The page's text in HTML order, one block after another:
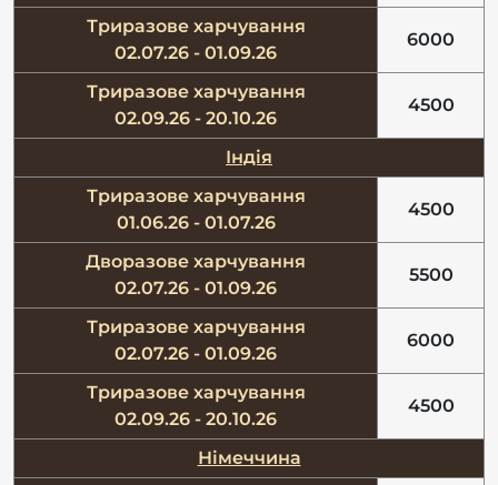
Триразове харчування
02.07.26 - 01.09.26
6000
Триразове харчування
02.09.26 - 20.10.26
4500
Індія
Триразове харчування
01.06.26 - 01.07.26
4500
Дворазове харчування
02.07.26 - 01.09.26
5500
Триразове харчування
02.07.26 - 01.09.26
6000
Триразове харчування
02.09.26 - 20.10.26
4500
Німеччина